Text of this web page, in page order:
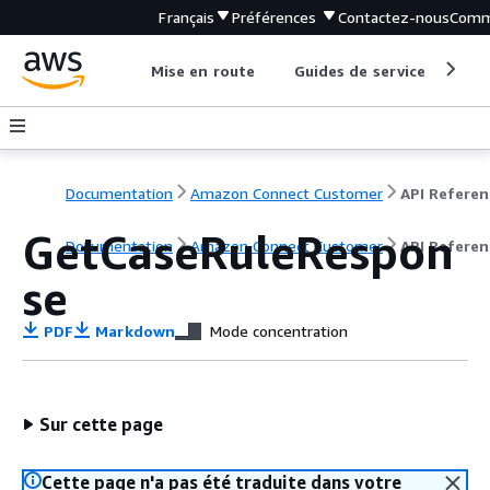
Français Préférences Contactez-nous
Mise en route Guides de service
Documentation Amazon Connect Customer API
Documentation Amazon Connect Customer API
GetCaseRuleRespon
se
PDF Markdown Mode concentration
Sur cette page
Cette page n'a pas été traduite dans votre